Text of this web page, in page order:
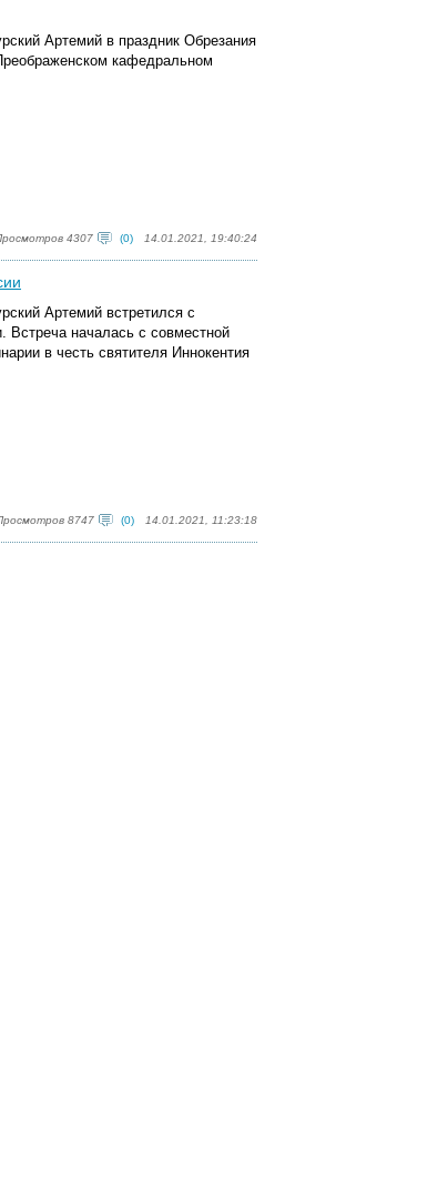
Артемий в праздник Обрезания
кафедральном
4307 (0) 14.01.2021, 19:40:24
Артемий встретился с
Встреча началась с совместной
в честь святителя Иннокентия
8747 (0) 14.01.2021, 11:23:18